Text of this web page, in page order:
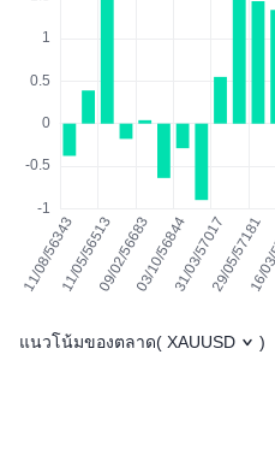
แนวโน้มของตลาด( XAUUSD )